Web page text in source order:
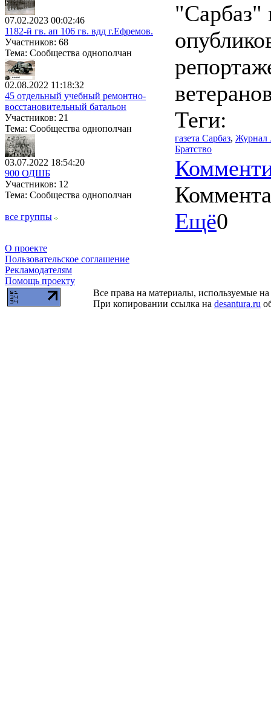
07.02.2023 00:02:46
1182-й гв. ап 106 гв. вдд г.Ефремов.
Участников: 68
Тема: Сообщества однополчан
02.08.2022 11:18:32
45 отдельный учебный ремонтно-
восстановительный батальон
Участников: 21
Тема: Сообщества однополчан
03.07.2022 18:54:20
900 ОДШБ
Участников: 12
Тема: Сообщества однополчан
все группы
О проекте
Пользовательское соглашение
Рекламодателям
Помощь проекту
Теги:
газета Сарбаз, Журнал
Братство
Ещё0
Все права на материалы, используемые
При копировании ссылка на desantura.ru